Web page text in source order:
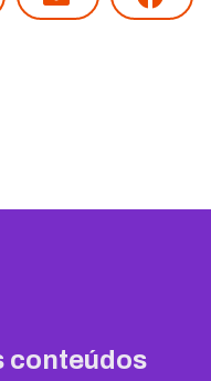
conteúdos